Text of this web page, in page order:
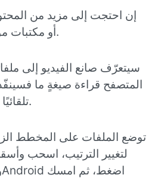
إن احتجت إلى مزيد من
أو مكتبات موسيقى مفتوحة للإلهام.
سيتعرّف صانع الفيديو إلى
المتصفح قراءة صيغةٍ ما
تلقائيًا لتواصل العمل بلا تأخير.
توضع الملفات على المخطط
لتغيير الترتيب، اسحب